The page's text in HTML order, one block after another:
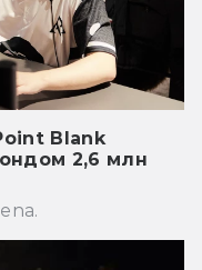
Blank
2,6 млн